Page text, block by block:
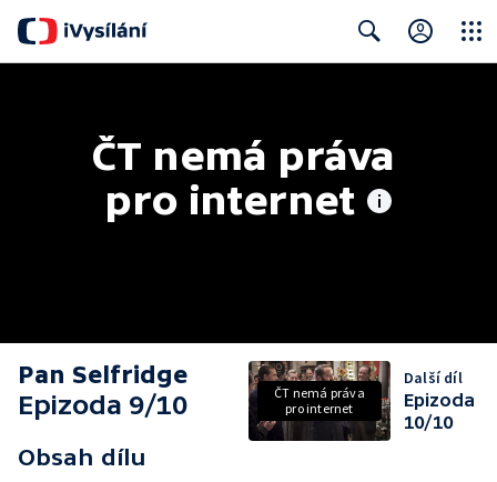
ČT nemá práva
pro internet
Pan Selfridge
Epizoda 9/10
Obsah dílu
ČT nemá práva
pro internet
Další díl
Epizoda
10/10